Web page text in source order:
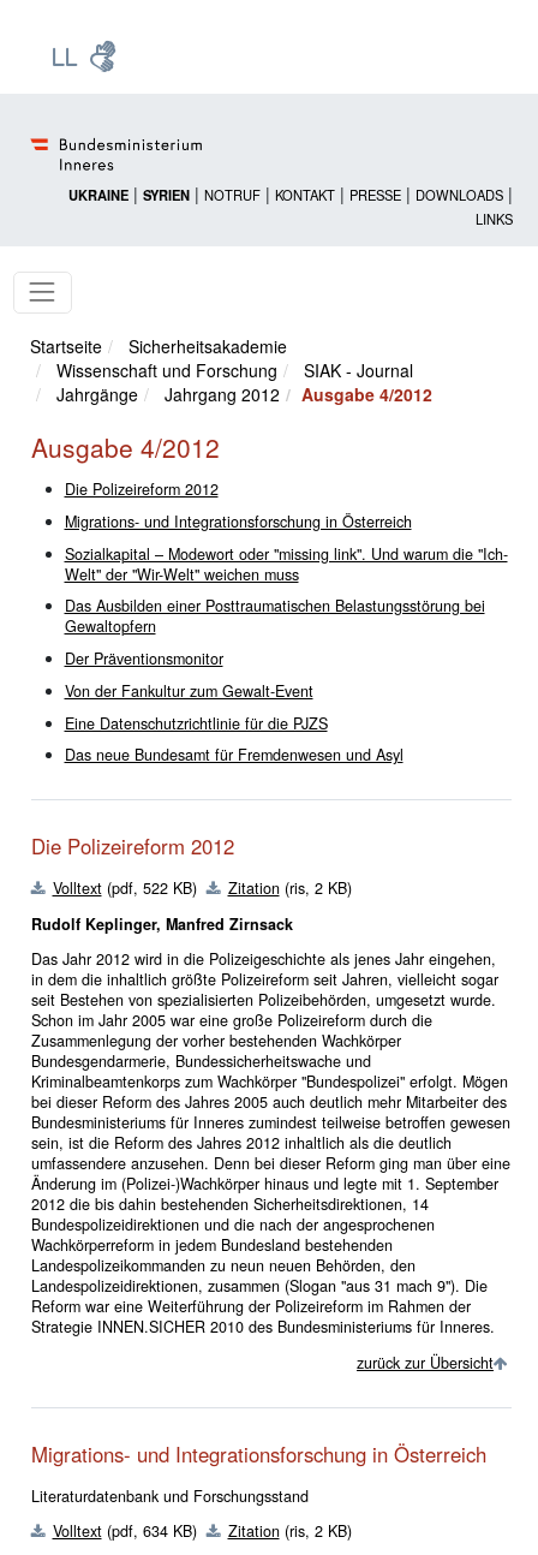
UKRAINE | SYRIEN | NOTRUF | KONTAKT | PRESSE | DOWNLOADS |
LINKS
Startseite
Sicherheitsakademie
Wissenschaft und Forschung
SIAK - Journal
Jahrgänge
Jahrgang 2012 Ausgabe 4/2012
Ausgabe 4/2012
Die Polizeireform 2012
Migrations- und Integrationsforschung in Österreich
Sozialkapital – Modewort oder "missing link". Und warum die "Ich-
Welt" der "Wir-Welt" weichen muss
Das Ausbilden einer Posttraumatischen Belastungsstörung bei
Gewaltopfern
Der Präventionsmonitor
Von der Fankultur zum Gewalt-Event
Eine Datenschutzrichtlinie für die PJZS
Das neue Bundesamt für Fremdenwesen und Asyl
Die Polizeireform 2012
Volltext(pdf, 522 KB) Zitation(ris, 2 KB)
Rudolf Keplinger, Manfred Zirnsack
Das Jahr 2012 wird in die Polizeigeschichte als jenes Jahr eingehen,
in dem die inhaltlich größte Polizeireform seit Jahren, vielleicht sogar
seit Bestehen von spezialisierten Polizeibehörden, umgesetzt wurde.
Schon im Jahr 2005 war eine große Polizeireform durch die
Zusammenlegung der vorher bestehenden Wachkörper
Bundesgendarmerie, Bundessicherheitswache und
Kriminalbeamtenkorps zum Wachkörper "Bundespolizei" erfolgt. Mögen
bei dieser Reform des Jahres 2005 auch deutlich mehr Mitarbeiter des
Bundesministeriums für Inneres zumindest teilweise betroffen gewesen
sein, ist die Reform des Jahres 2012 inhaltlich als die deutlich
umfassendere anzusehen. Denn bei dieser Reform ging man über eine
Änderung im (Polizei-)Wachkörper hinaus und legte mit 1. September
2012 die bis dahin bestehenden Sicherheitsdirektionen, 14
Bundespolizeidirektionen und die nach der angesprochenen
Wachkörperreform in jedem Bundesland bestehenden
Landespolizeikommanden zu neun neuen Behörden, den
Landespolizeidirektionen, zusammen (Slogan "aus 31 mach 9"). Die
Reform war eine Weiterführung der Polizeireform im Rahmen der
Strategie INNEN.SICHER 2010 des Bundesministeriums für Inneres.
zurück zur Übersicht
Migrations- und Integrationsforschung in Österreich
Literaturdatenbank und Forschungsstand
Volltext(pdf, 634 KB) Zitation(ris, 2 KB)